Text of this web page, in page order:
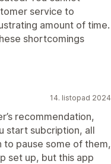
service to
amount of time.
shortcomings
14. listopad 2024
recommendation,
start subcription, all
to pause some of them,
set up, but this app